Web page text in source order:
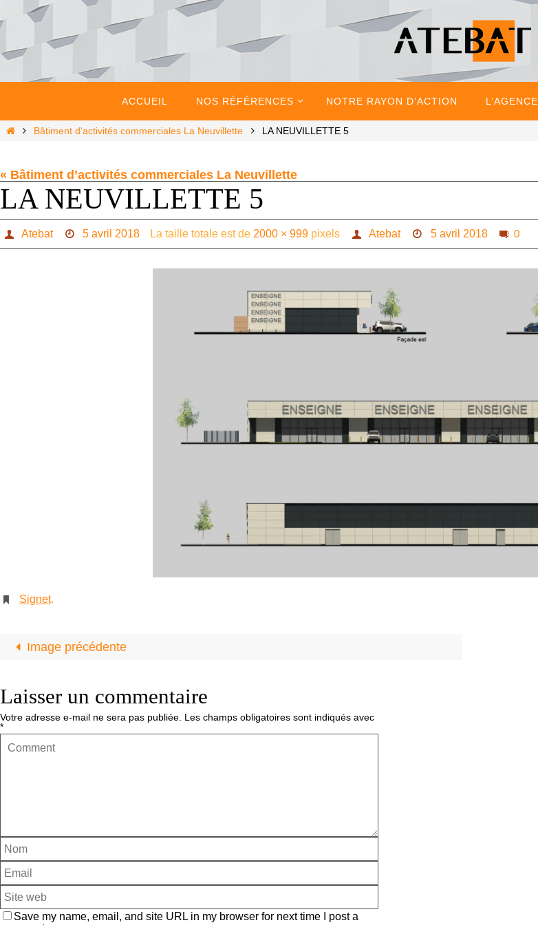
Passer
vers
le
contenu
ACCUEIL NOS RÉFÉRENCES NOTRE RAYON D’ACTION L’AGENCE
HomeBâtiment d'activités commerciales La Neuvillette LA NEUVILLETTE 5
« Bâtiment d’activités commerciales La Neuvillette
LA NEUVILLETTE 5
Atebat 5 avril 2018 La taille totale est de 2000 × 999 pixels Atebat 5 avril 2018 0
Signet.
Image précédente
Laisser un commentaire
Votre adresse e-mail ne sera pas publiée. Les champs obligatoires sont indiqués avec
*
Save my name, email, and site URL in my browser for next time I post a